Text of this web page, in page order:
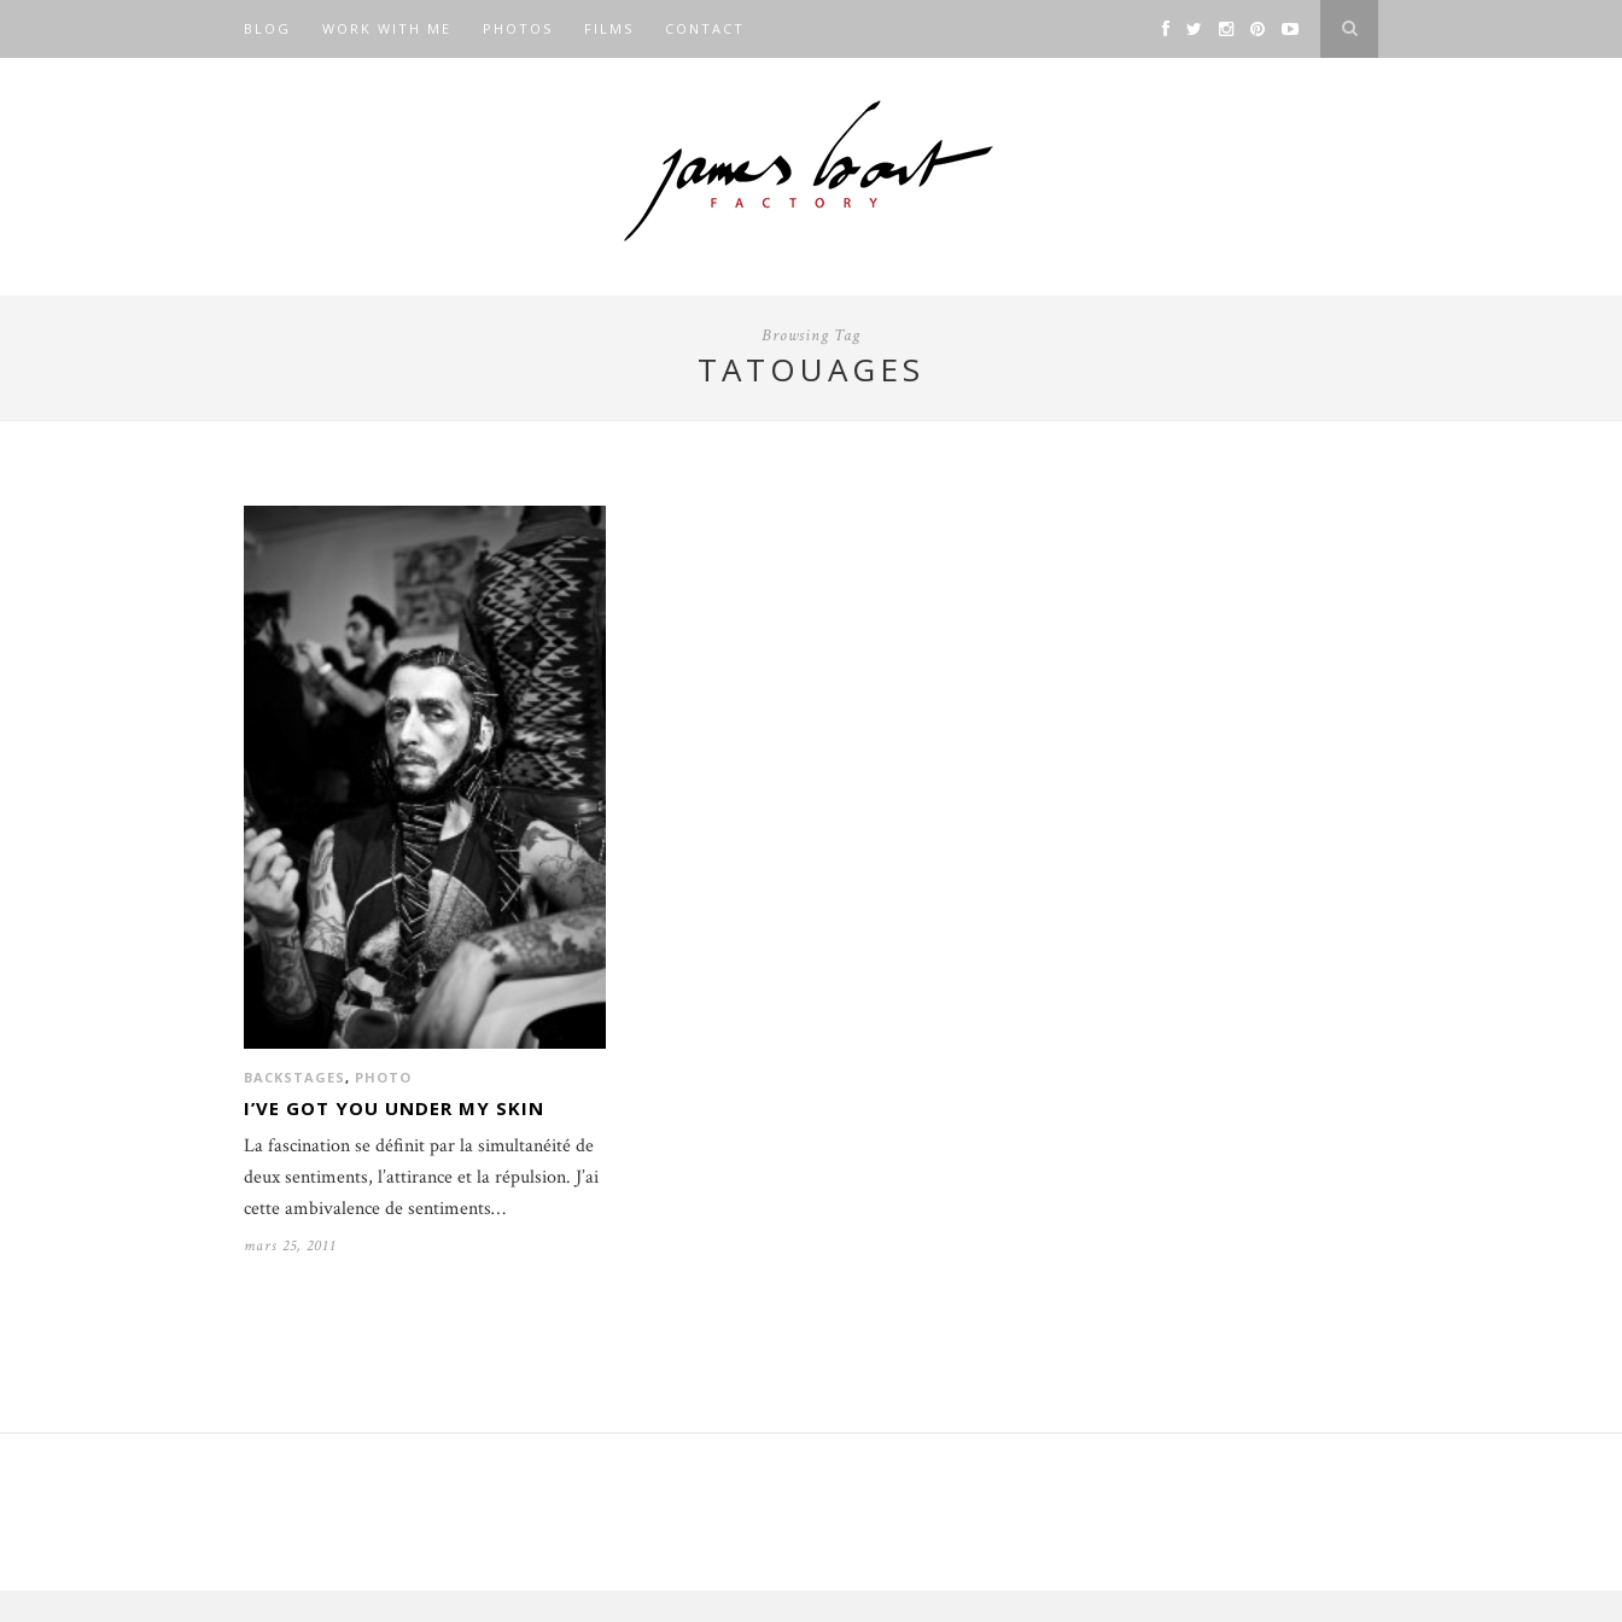
BLOG WORK WITH ME PHOTOS FILMS CONTACT
Browsing Tag
TATOUAGES
BACKSTAGES, PHOTO
I’VE GOT YOU UNDER MY SKIN
La fascination se définit par la simultanéité de
deux sentiments, l’attirance et la répulsion. J’ai
cette ambivalence de sentiments…
mars 25, 2011